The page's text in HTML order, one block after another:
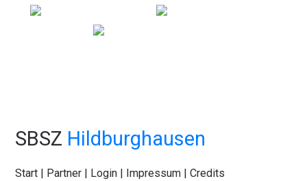
SBSZ Hildburghausen
Start | Partner | Login | Impressum |Credits